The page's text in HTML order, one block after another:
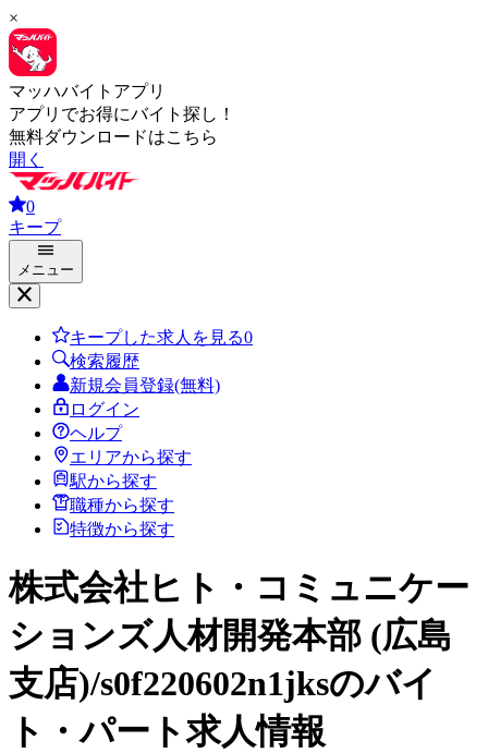
×
マッハバイトアプリ
アプリでお得にバイト探し！
無料ダウンロードはこちら
開く
0
キープ
メニュー
キープした求人を見る0
検索履歴
新規会員登録(無料)
ログイン
ヘルプ
エリアから探す
駅から探す
職種から探す
特徴から探す
株式会社ヒト・コミュニケー
ションズ人材開発本部 (広島
支店)/s0f220602n1jksのバイ
ト・パート求人情報